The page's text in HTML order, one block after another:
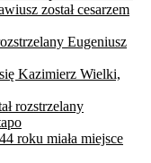
został cesarzem
Eugeniusz
Kazimierz Wielki,
rozstrzelany
roku miała miejsce